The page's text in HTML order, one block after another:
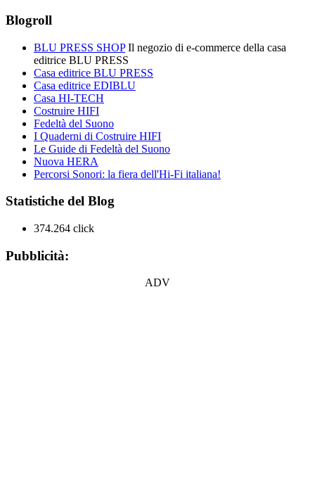
Blogroll
BLU PRESS SHOPIl negozio di e-commerce della casa
editrice BLU PRESS
Casa editrice BLU PRESS
Casa editrice EDIBLU
Casa HI-TECH
Costruire HIFI
Fedeltà del Suono
I Quaderni di Costruire HIFI
Le Guide di Fedeltà del Suono
Nuova HERA
Percorsi Sonori: la fiera dell'Hi-Fi italiana!
Statistiche del Blog
374.264 click
Pubblicità:
ADV